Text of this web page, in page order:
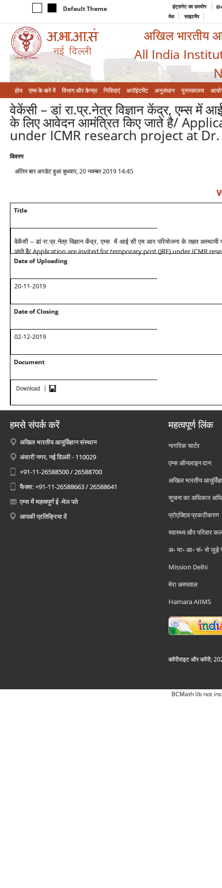
Default Theme इंट्रानेट का उपयोग
मेल
साइटमैप
अखिल भारतीय
All India
होम एम्‍स के बारे में विभाग और केन्‍द्र निविदाएं अपॉइंटमेंट अनुसंधान पुस्तकालय
वेकेंसी – डां रा.प्र.नेत्र विज्ञान केंद्र, एम्स में
के लिए आवेदन आमंत्रित किए जाते है/
under ICMR research project at Dr.
विवरण
अंतिम बार अपडेट हुआ बुधवार, 20 नवम्बर 2019 14:45
Title
वेकेंसी – डां रा.प्र.नेत्र विज्ञान केंद्र, एम्स में आई सी एम आर परियोजना के तहत
जाते है/ Application are invited for temporary post (JRF) under ICMR
Date of Uploading
20-11-2019
Date of Closing
02-12-2019
Document
हमसे संपर्क करें
अखिल भारतीय आयुर्विज्ञान संस्थान
अंसारी नगर, नई दिल्ली - 110029
+91-11-26588500 / 26588700
फैक्स: +91-11-26588663 / 26588641
एम्स में महत्वपूर्ण ई -मेल पते
आपकी प्रतिक्रिया दें
महत्वपूर्ण लिंक
नागरिक चार्टर
एम्स ऑनलाइन दान
अखिल भारतीय
सूचना का अधिकार
प्रोएक्टिव प्रकटीकरण
स्वास्थ्य और परिवार
अ॰ भा॰ आ॰ सं॰ से जुड़े
Mission Delhi
मेरा अस्पताल
Hamara AIIMS
कॉपीराइट और कॉपी;
BCMath lib not